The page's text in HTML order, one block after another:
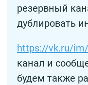
резервный
дублировать
https://vk.ru/
канал и
будем также